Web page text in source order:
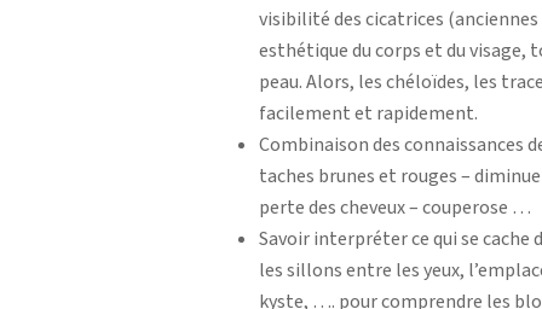
visibilité des cicatrices
esthétique du corps et du
peau. Alors, les chéloïdes, les
facilement et rapidement.
Combinaison des connaissances
taches brunes et rouges –
perte des cheveux – couperose …
Savoir interpréter ce qui se cache
les sillons entre les yeux,
kyste, …. pour comprendre les